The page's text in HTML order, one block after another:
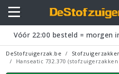
Vóór 22:00 besteld = morgen
DeStofzuigerzak.be
Hanseatic 732.370